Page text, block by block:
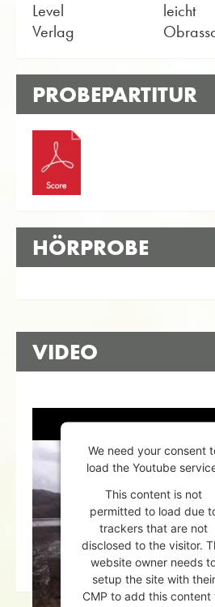
Level
leicht
Verlag
PROBEPARTITUR
HÖRPROBE
VIDEO
We need your consent
load the Youtube
This content is not
permitted to load due
trackers that are not
disclosed to the visitor.
website owner needs
setup the site with their
CMP to add this content